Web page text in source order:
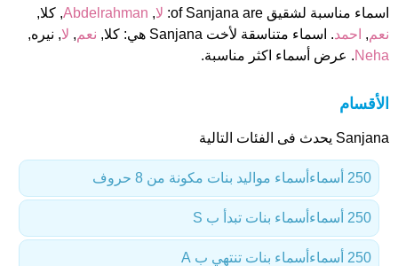
اسماء مناسبة لشقيق of Sanjana are: لا,
Abdelrahman, كلا,
نعم, احمد. اسماء متناسقة لأخت Sanjana هي: كلا, نعم, لا, نيره,
Neha. عرض أسماء اكثر مناسبة.
الأقسام
Sanjana يحدث فى الفئات التالية
أسماء مواليد بنات مكونة من 8 حروف 250 أسماء
أسماء بنات تبدأ ب S 250 أسماء
أسماء بنات تنتهي ب A 250 أسماء